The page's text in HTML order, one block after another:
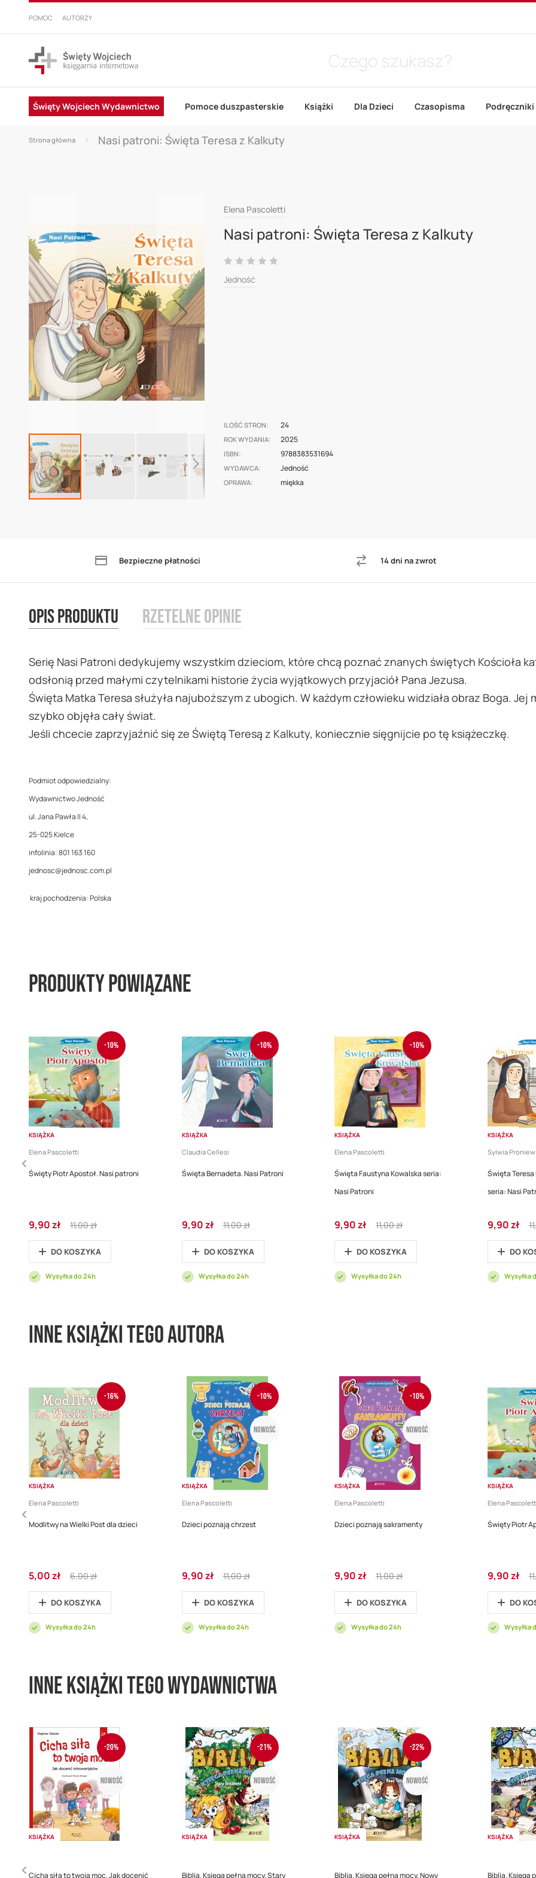
PRZEJDŹ
DO
POMOC AUTORZY
Święty Wojciech Wydawnictwo Pomoce duszpasterskie Książki Dla Dzieci Czasopisma Podręczniki
Strona główna Nasi patroni: Święta Teresa z Kalkuty
the
end
of
the
images
gallery
of
images
Elena Pascoletti
Nasi patroni: Święta Teresa z Kalkuty
Ocena:
Jedność
ILOŚĆ STRON 24
ROK WYDANIA 2025
ISBN 9788383531694
WYDAWCA Jedność
OPRAWA miękka
Bezpieczne płatności 14 dni na zwrot
Opis produktu
Serię Nasi Patroni dedykujemy wszystkim dzieciom, które chcą poznać znanych świętych Kościoła
odsłonią przed małymi czytelnikami historie życia wyjątkowych przyjaciół Pana Jezusa.
Święta Matka Teresa służyła najuboższym z ubogich. W każdym człowieku widziała obraz Boga. Jej
szybko objęła cały świat.
Jeśli chcecie zaprzyjaźnić się ze Świętą Teresą z Kalkuty, koniecznie sięgnijcie po tę książeczkę.
Podmiot odpowiedzialny:
Wydawnictwo Jedność
ul. Jana Pawła II 4,
25-025 Kielce
infolinia: 801 163 160
jednosc@jednosc.com.pl
kraj pochodzenia: Polska
Rzetelne opinie
Produkty powiązane
-10%
KSIĄŻKA
Elena Pascoletti
Święty Piotr Apostoł. Nasi patroni
Cena
promocyjna
9,90 zł
Regular
Price
11,00 zł
DO KOSZYKA
Wysyłka do 24h
-10%
KSIĄŻKA
Claudia Cellesi
Święta Bernadeta. Nasi Patroni
Cena
promocyjna
9,90 zł
Regular
Price
11,00 zł
DO KOSZYKA
Wysyłka do 24h
-10%
KSIĄŻKA
Elena Pascoletti
Święta Faustyna Kowalska seria:
Nasi Patroni
Cena
promocyjna
9,90 zł
Regular
Price
11,00 zł
DO KOSZYKA
Wysyłka do 24h
KSIĄŻKA
Sylwia
Święta Teresa
seria: Nasi
Cena
promocyjna
9,90 zł
DO
Wysyłka
Inne książki tego autora
-16%
KSIĄŻKA
Elena Pascoletti
Modlitwy na Wielki Post dla dzieci
Cena
promocyjna
5,00 zł
Regular
Price
6,00 zł
DO KOSZYKA
Wysyłka do 24h
-10%
Nowość
KSIĄŻKA
Elena Pascoletti
Dzieci poznają chrzest
Cena
promocyjna
9,90 zł
Regular
Price
11,00 zł
DO KOSZYKA
Wysyłka do 24h
-10%
Nowość
KSIĄŻKA
Elena Pascoletti
Dzieci poznają sakramenty
Cena
promocyjna
9,90 zł
Regular
Price
11,00 zł
DO KOSZYKA
Wysyłka do 24h
KSIĄŻKA
Elena
Święty Piotr
Cena
promocyjna
9,90 zł
DO
Wysyłka
Inne książki tego wydawnictwa
-20%
Nowość
KSIĄŻKA
Cicha siła to twoja moc. Jak docenić
-21%
Nowość
KSIĄŻKA
Biblia. Księga pełna mocy. Stary
-22%
Nowość
KSIĄŻKA
Biblia. Księga pełna mocy. Nowy
KSIĄŻKA
Biblia. Księga